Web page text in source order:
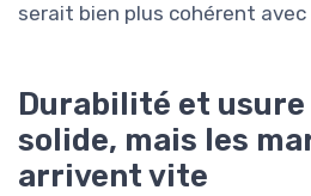
serait bien plus cohérent avec
Durabilité et usure
solide, mais les
arrivent vite